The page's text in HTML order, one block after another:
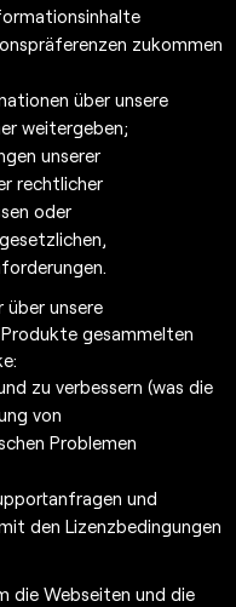
zukommen
über unsere
weitergeben;
unserer
rechtlicher
oder
unsere
gesammelten
zu verbessern (was die
von
Problemen
und
den Lizenzbedingungen
die Webseiten und die